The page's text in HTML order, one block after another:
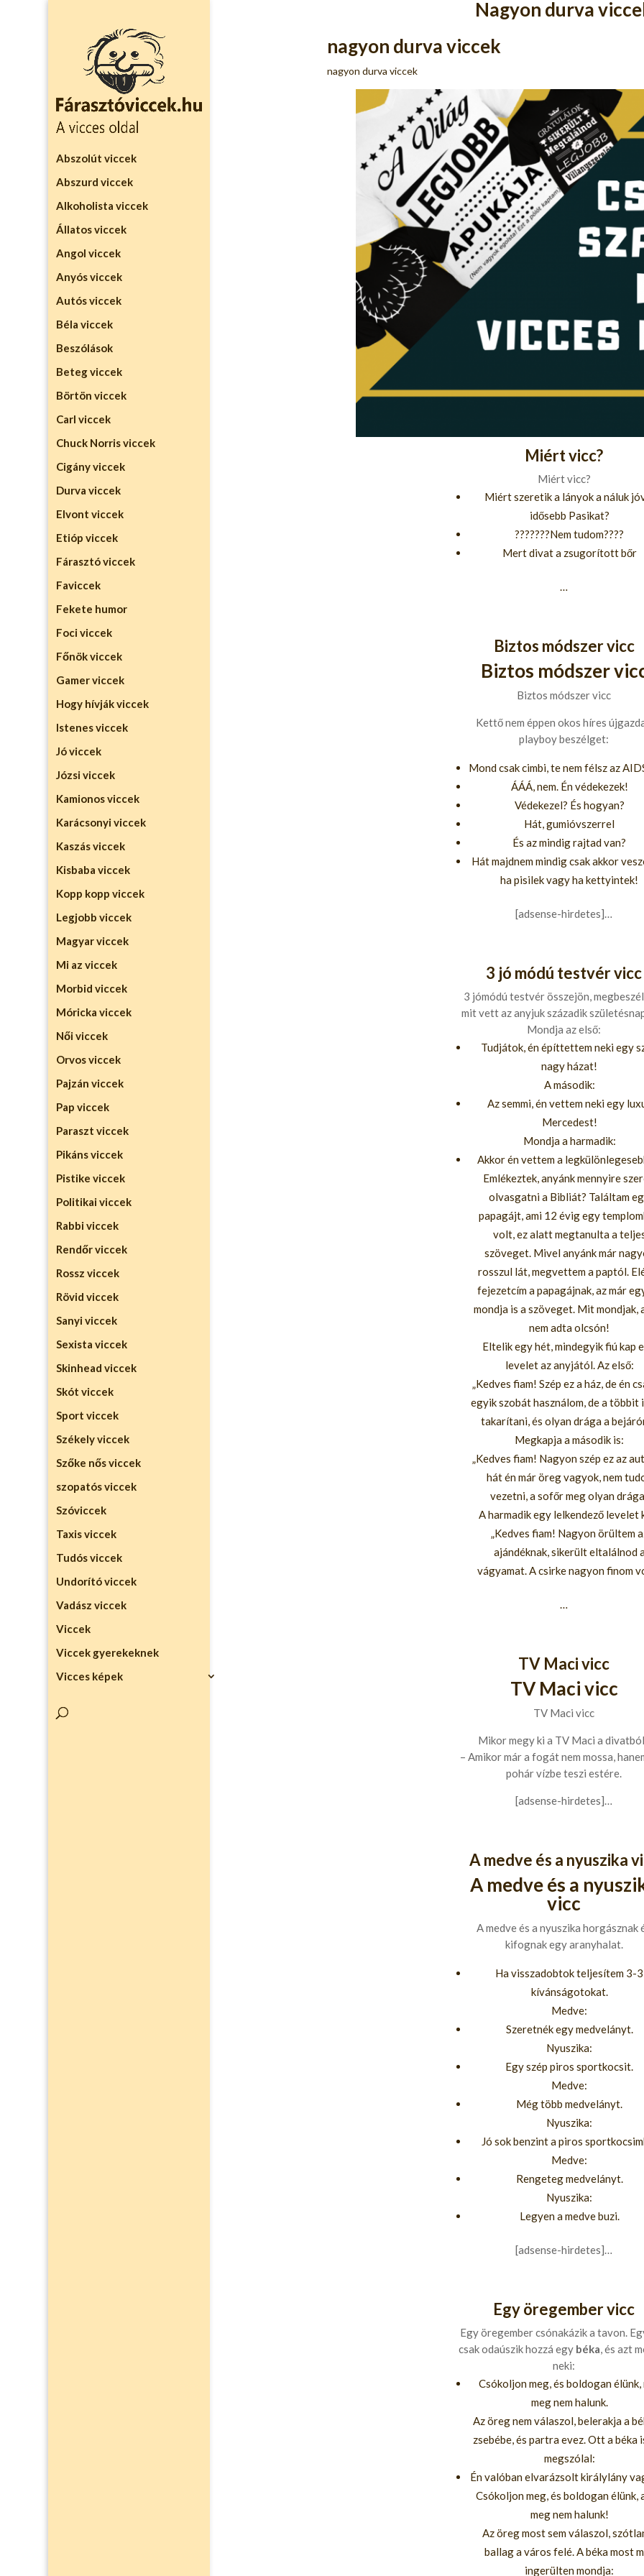
Abszolút viccek
Abszurd viccek
Alkoholista viccek
Állatos viccek
Angol viccek
Anyós viccek
Autós viccek
Béla viccek
Beszólások
Beteg viccek
Börtön viccek
Carl viccek
Chuck Norris viccek
Cigány viccek
Durva viccek
Elvont viccek
Etióp viccek
Fárasztó viccek
Faviccek
Fekete humor
Foci viccek
Főnök viccek
Gamer viccek
Hogy hívják viccek
Istenes viccek
Jó viccek
Józsi viccek
Kamionos viccek
Karácsonyi viccek
Kaszás viccek
Kisbaba viccek
Kopp kopp viccek
Legjobb viccek
Magyar viccek
Mi az viccek
Morbid viccek
Móricka viccek
Női viccek
Orvos viccek
Pajzán viccek
Pap viccek
Paraszt viccek
Pikáns viccek
Pistike viccek
Politikai viccek
Rabbi viccek
Rendőr viccek
Rossz viccek
Rövid viccek
Sanyi viccek
Sexista viccek
Skinhead viccek
Skót viccek
Sport viccek
Székely viccek
Szőke nős viccek
szopatós viccek
Szóviccek
Taxis viccek
Tudós viccek
Undorító viccek
Vadász viccek
Viccek
Viccek gyerekeknek
Vicces képek
Nagyon durva
nagyon durva viccek
nagyon durva viccek
Miért vicc?
Miért vicc?
Miért szeretik a lányok a náluk
idősebb Pasikat?
???????Nem tudom????
Mert divat a zsugorított bőr
…
Biztos módszer vicc
Biztos módszer
Biztos módszer vicc
Kettő nem éppen okos híres
playboy beszélget:
Mond csak cimbi, te nem félsz az
ÁÁÁ, nem. Én védekezek!
Védekezel? És hogyan?
Hát, gumióvszerrel
És az mindig rajtad van?
Hát majdnem mindig csak akkor
ha pisilek vagy ha kettyintek!
[adsense-hirdetes]…
3 jó módú testvér vicc
3 jómódú testvér összejön,
mit vett az anyjuk századik
Mondja az első:
Tudjátok, én építtettem neki egy
nagy házat!
A második:
Az semmi, én vettem neki egy
Mercedest!
Mondja a harmadik:
Akkor én vettem a
Emlékeztek, anyánk mennyire
olvasgatni a Bibliát? Találtam
papagájt, ami 12 évig egy
volt, ez alatt megtanulta a
szöveget. Mivel anyánk már
rosszul lát, megvettem a paptól.
fejezetcím a papagájnak, az már
mondja is a szöveget. Mit mondjak,
nem adta olcsón!
Eltelik egy hét, mindegyik fiú kap
levelet az anyjától. Az első:
„Kedves fiam! Szép ez a ház, de én
egyik szobát használom, de a többit
takarítani, és olyan drága a
Megkapja a második is:
„Kedves fiam! Nagyon szép ez az
hát én már öreg vagyok, nem
vezetni, a sofőr meg olyan
A harmadik egy lelkendező levelet
„Kedves fiam! Nagyon örültem
ajándéknak, sikerült eltalálnod
vágyamat. A csirke nagyon finom
…
TV Maci vicc
TV Maci vicc
TV Maci vicc
Mikor megy ki a TV Maci a
– Amikor már a fogát nem mossa,
pohár vízbe teszi estére.
[adsense-hirdetes]…
A medve és a nyuszika
A medve és a
vicc
A medve és a nyuszika horgásznak
kifognak egy aranyhalat.
Ha visszadobtok teljesítem 3-3
kívánságotokat.
Medve:
Szeretnék egy medvelányt.
Nyuszika:
Egy szép piros sportkocsit.
Medve:
Még több medvelányt.
Nyuszika:
Jó sok benzint a piros
Medve:
Rengeteg medvelányt.
Nyuszika:
Legyen a medve buzi.
[adsense-hirdetes]…
Egy öregember vicc
Egy öregember csónakázik a tavon.
csak odaúszik hozzá egy béka, és azt
neki:
Csókoljon meg, és boldogan élünk,
meg nem halunk.
Az öreg nem válaszol, belerakja a
zsebébe, és partra evez. Ott a béka
megszólal:
Én valóban elvarázsolt királylány
Csókoljon meg, és boldogan élünk,
meg nem halunk!
Az öreg most sem válaszol,
ballag a város felé. A béka most
ingerülten mondja: